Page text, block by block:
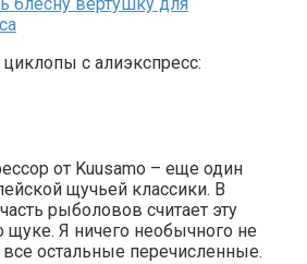
с алиэкспресс:
от Kuusamo – еще один
щучьей классики. В
рыболовов считает эту
щуке. Я ничего необычного не
остальные перечисленные.